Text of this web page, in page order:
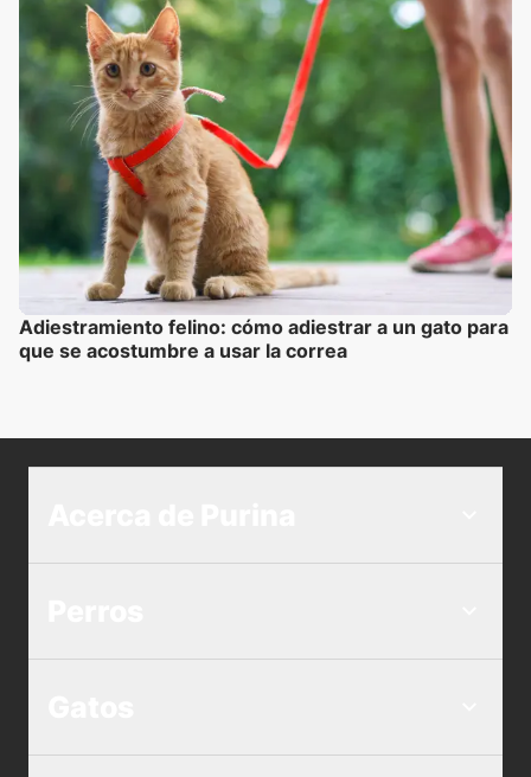
Adiestramiento felino: cómo adiestrar a un gato para
que se acostumbre a usar la correa